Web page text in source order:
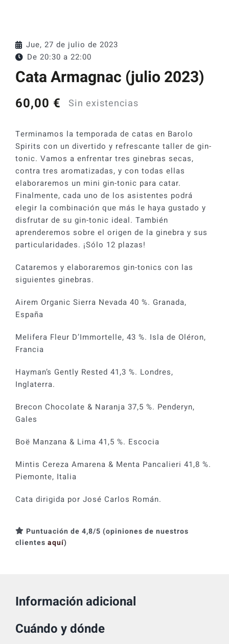
Jue, 27 de julio de 2023
De 20:30 a 22:00
Cata Armagnac (julio 2023)
60,00 € Sin existencias
Terminamos la temporada de catas en Barolo
Spirits con un divertido y refrescante taller de gin-
tonic. Vamos a enfrentar tres ginebras secas,
contra tres aromatizadas, y con todas ellas
elaboraremos un mini gin-tonic para catar.
Finalmente, cada uno de los asistentes podrá
elegir la combinación que más le haya gustado y
disfrutar de su gin-tonic ideal. También
aprenderemos sobre el origen de la ginebra y sus
particularidades. ¡Sólo 12 plazas!
Cataremos y elaboraremos gin-tonics con las
siguientes ginebras.
Airem Organic Sierra Nevada 40 %. Granada,
España
Melifera Fleur D’Immortelle, 43 %. Isla de Oléron,
Francia
Hayman’s Gently Rested 41,3 %. Londres,
Inglaterra.
Brecon Chocolate & Naranja 37,5 %. Penderyn,
Gales
Boë Manzana & Lima 41,5 %. Escocia
Mintis Cereza Amarena & Menta Pancalieri 41,8 %.
Piemonte, Italia
Cata dirigida por José Carlos Román.
Puntuación de 4,8/5 (opiniones de nuestros
clientes aquí)
Información adicional
Cuándo y dónde